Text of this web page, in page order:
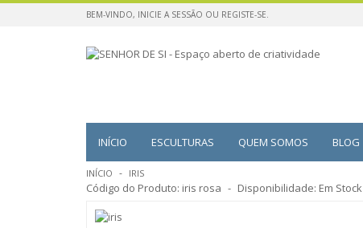
BEM-VINDO, INICIE A SESSÃO OU REGISTE-SE.
INÍCIO ESCULTURAS QUEM SOMOS BLOG
INÍCIO IRIS
Código do Produto: iris rosa Disponibilidade: Em Stock